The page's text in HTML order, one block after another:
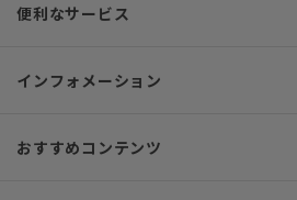
便利なサービス
インフォメーション
おすすめコンテンツ